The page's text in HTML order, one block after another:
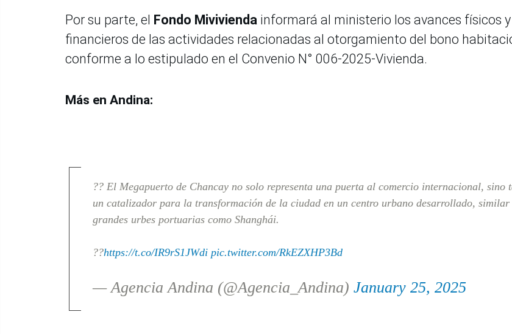
Por su parte, el Fondo Mivivienda informará al ministerio los avances físicos y
financieros de las actividades relacionadas al otorgamiento del bono
conforme a lo estipulado en el Convenio N° 006-2025-Vivienda.
Más en Andina:
?? El Megapuerto de Chancay no solo representa una puerta al comercio internacional, sino
un catalizador para la transformación de la ciudad en un centro urbano desarrollado, similar
grandes urbes portuarias como Shanghái.
??https://t.co/IR9rS1JWdi pic.twitter.com/RkEZXHP3Bd
— Agencia Andina (@Agencia_Andina) January 25, 2025